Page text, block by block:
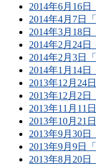
2014年6月16
2014年4月7日
2014年3月18
2014年2月24
2014年2月3日
2014年1月14
2013年12月24
2013年12月2
2013年11月11
2013年10月21
2013年9月30
2013年9月9日
2013年8月20